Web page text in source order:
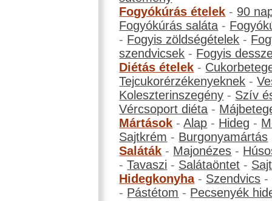
Fogyókúrás ételek - 90
Fogyókúrás saláta -
- Fogyis zöldségételek -
szendvicsek - Fogyis
Diétás ételek -
Tejcukorérzékenyeknek -
Koleszterinszegény - Szív
Vércsoport diéta -
Mártások -Alap - Hideg -
Sajtkrém - Burgonyamártás
Saláták - Majonézes -
-Tavaszi - Salátaöntet -
Hidegkonyha- Szendvics -
- Pástétom - Pecsenyék